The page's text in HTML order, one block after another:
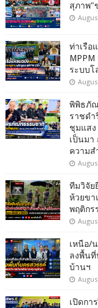
สุภาพ"
ท่าเรือ
ระบบโ
พิพิธภั
ราชดำ
ชุมแสง
เป็นม
ความ
ทีมวิจัย
ห้วยขา
พฤติกร
เหนือ/
ลงพื้น
บ้านฯ
เปิดกา